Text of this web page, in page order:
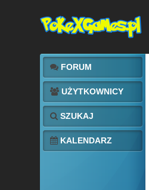
FORUM
UŻYTKOWNICY
SZUKAJ
KALENDARZ